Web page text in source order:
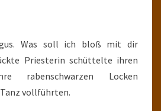
Was soll ich bloß mit dir
Priesterin schüttelte ihren
rabenschwarzen Locken
vollführten.